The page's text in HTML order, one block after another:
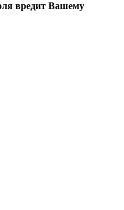
вредит Вашему